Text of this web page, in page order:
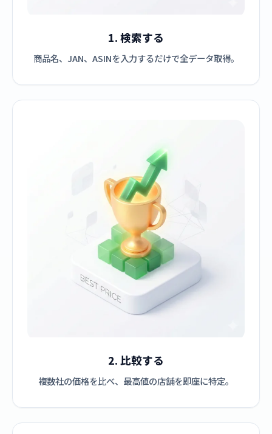
1. 検索する
商品名、JAN、ASINを入力するだけで全データ取得。
2. 比較する
複数社の価格を比べ、最高値の店舗を即座に特定。